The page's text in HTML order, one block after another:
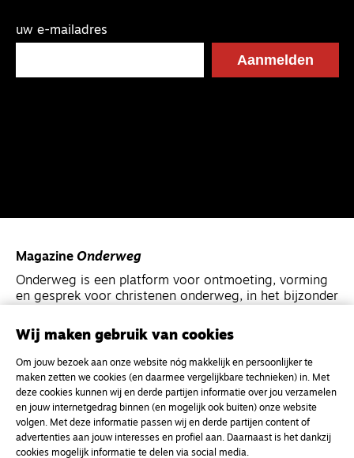
uw e-mailadres
Magazine Onderweg
Onderweg is een platform voor ontmoeting, vorming
en gesprek voor christenen onderweg, in het bijzonder
Kvk-nummer 33277063
NL46 INGB 0117 5827 86
info@onderwegonline.nl
Wij maken gebruik van cookies
Om jouw bezoek aan onze website nóg makkelijk en persoonlijker te
maken zetten we cookies (en daarmee vergelijkbare technieken) in. Met
deze cookies kunnen wij en derde partijen informatie over jou verzamelen
en jouw internetgedrag binnen (en mogelijk ook buiten) onze website
volgen. Met deze informatie passen wij en derde partijen content of
advertenties aan jouw interesses en profiel aan. Daarnaast is het dankzij
cookies mogelijk informatie te delen via social media.